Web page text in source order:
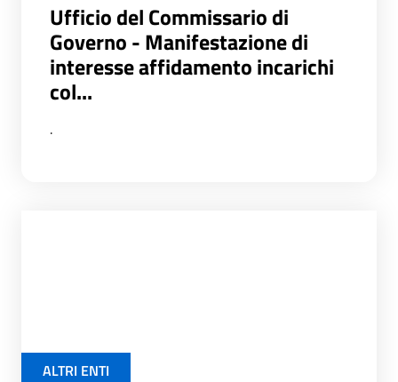
Ufficio del Commissario di
Governo - Manifestazione di
interesse affidamento incarichi
col...
.
ALTRI ENTI